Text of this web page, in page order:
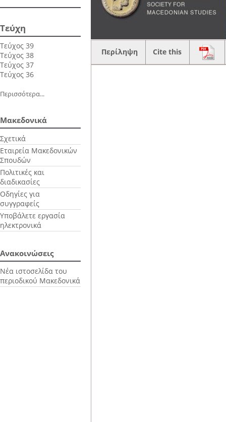
Τεύχη
Τεύχος 39
Τεύχος 38
Τεύχος 37
Τεύχος 36
Περισσότερα...
Μακεδονικά
Σχετικά
Εταιρεία Μακεδονικών
Σπουδών
Πολιτικές και
διαδικασίες
Οδηγίες για
συγγραφείς
Υποβάλετε εργασία
ηλεκτρονικά
Ανακοινώσεις
Νέα ιστοσελίδα του
περιοδικού Μακεδονικά
Περίληψη Cite this